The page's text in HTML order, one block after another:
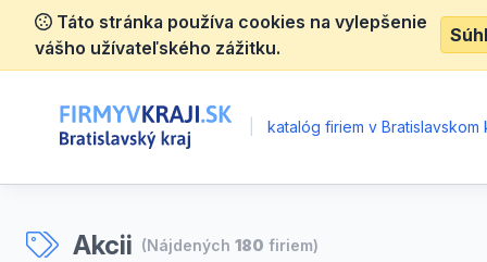
Táto stránka používa cookies na vylepšenie
vášho užívateľského zážitku.
katalóg firiem v Bratislavskom
Akcii (Nájdených 180 firiem)